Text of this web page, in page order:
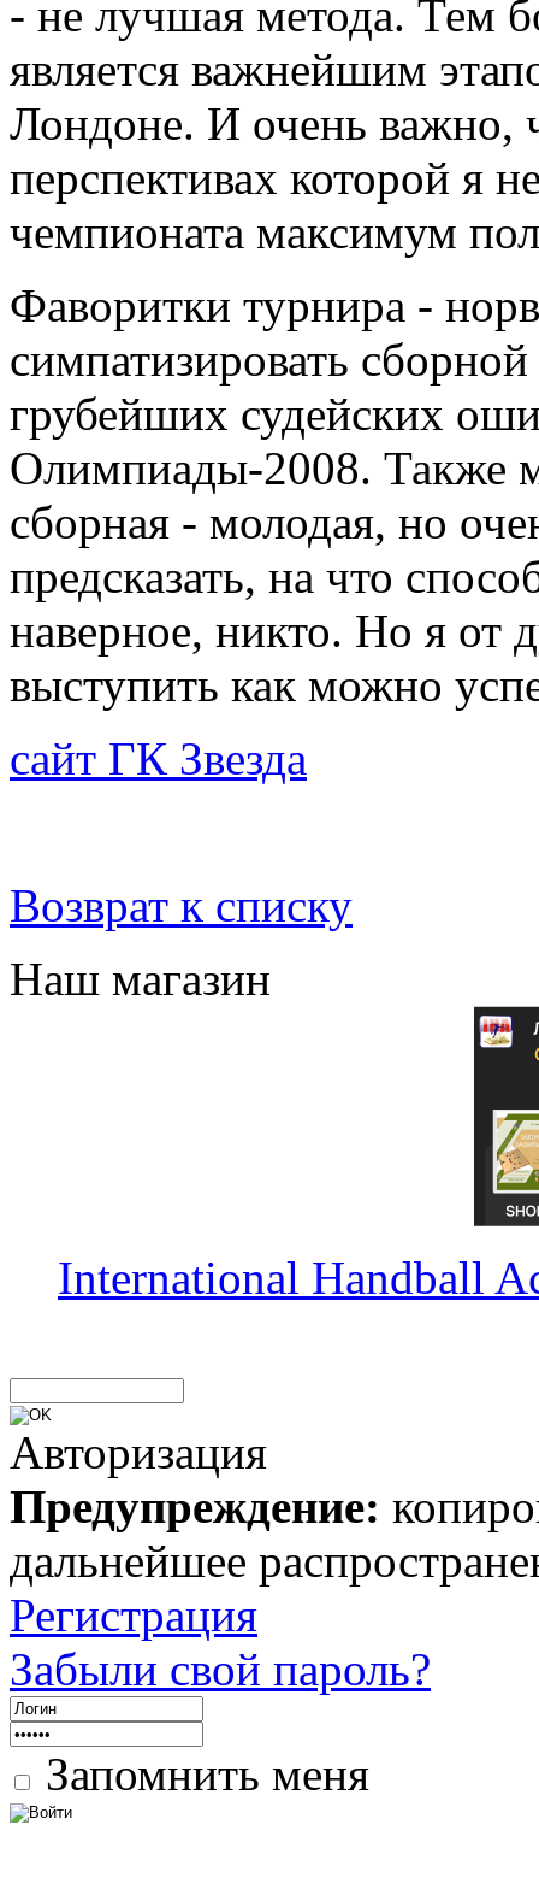
- не лучшая метода. Тем
является важнейшим
Лондоне. И очень важно,
перспективах которой я
чемпионата максимум
Фаворитки турнира -
симпатизировать
грубейших судейских
Олимпиады-2008. Также
сборная - молодая, но
предсказать, на что
наверное, никто. Но я от
выступить как можно
сайт ГК Звезда
Возврат к списку
Наш магазин
International Handball
Авторизация
Предупреждение:
дальнейшее
Регистрация
Забыли свой пароль?
Запомнить меня